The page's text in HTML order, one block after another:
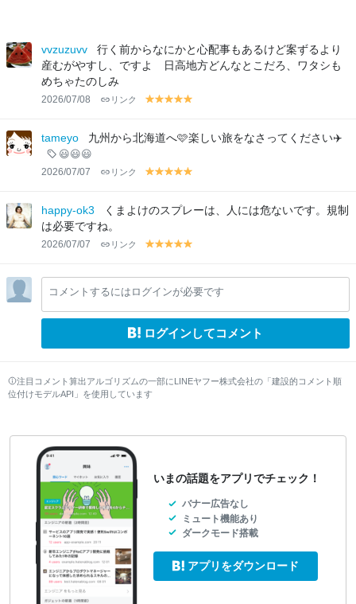
vvzuzuvv
行く前からなにかと心配事もあるけど案ずるより
産むがやすし、ですよ 日高地方どんなとこだろ、ワタシも
めちゃたのしみ
2026/07/08 リンク
y
lo
y
lo
y
lo
y
lolo
tameyo 九州から北海道へ🩷楽しい旅をなさってください✈️
😃😃😃
2026/07/07 リンク
y
lo
y
lo
y
lo
y
lolo
happy-ok3
くまよけのスプレーは、人には危ないです。規制
は必要ですね。
2026/07/07 リンク
y
lo
w
y
lo
w
y
lo
w
y
lo
w
lo
w
コメントするにはログインが必要です
ログインしてコメント
注目コメント算出アルゴリズムの一部にLINEヤフー株式会社の「建設的コメント順
位付けモデルAPI」を使用しています
いまの話題をアプリでチェック！
バナー広告なし
ミュート機能あり
ダークモード搭載
アプリをダウンロード